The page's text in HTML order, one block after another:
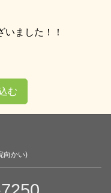
ました！！
む
向かい)